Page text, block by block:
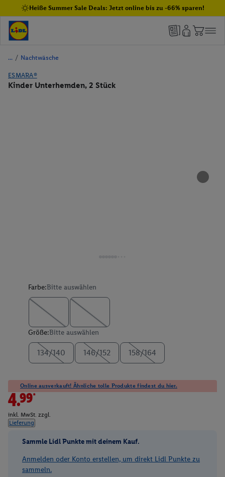
Heiße Summer Sale Deals: Jetzt online bis zu -66% sparen!
/ Nachtwäsche
ESMARA®
Kinder Unterhemden, 2 Stück
Farbe:Bitte auswählen
Größe:Bitte auswählen
134/140 146/152 158/164
Online ausverkauft! Ähnliche tolle Produkte findest du hier.
4.99*
inkl. MwSt. zzgl.
Lieferung
Sammle Lidl Punkte mit deinem Kauf.
Anmelden oder Konto erstellen, um direkt Lidl Punkte zu
sammeln.